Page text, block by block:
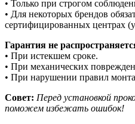
• Только при строгом
• Для некоторых брендов
сертифицированных центрах
Гарантия не
• При истекшем сроке.
• При механических
• При нарушении правил
Совет: Перед установкой
поможем избежать ошибок!